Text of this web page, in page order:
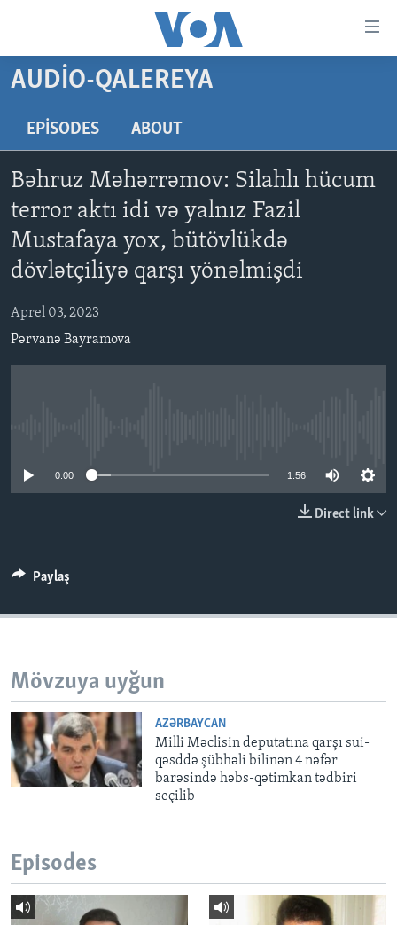
Skip
to
content
to
main
Skip
to
PROQRAMLAR
DÜNYAYA BAXIŞ
DÜNYA
İSRAIL-HƏMAS MÜNAQIŞƏSI
ABŞ
ABŞ SEÇKILƏRI 2024
İRAN AZƏRBAYCANI
VIDEOLAR
MEDIA AZADLIĞI
BAŞ MƏQALƏ
AUDIO-QALEREYA
EPISODES ABOUT
Bəhruz Məhərrəmov: Silahlı hücum
terror aktı idi və yalnız Fazil
Mustafaya yox, bütövlükdə
dövlətçiliyə qarşı yönəlmişdi
Aprel 03, 2023
Pərvanə Bayramova
0:00 1:56
Direct link
Paylaş
Mövzuya uyğun
AZƏRBAYCAN
Milli Məclisin deputatına qarşı sui-
qəsddə şübhəli bilinən 4 nəfər
barəsində həbs-qətimkan tədbiri
seçilib
Episodes